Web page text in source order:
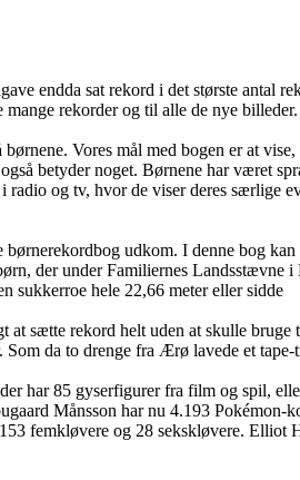
endda sat rekord i det største antal
rekorder og til alle de nye
Vores mål med bogen er at
betyder noget. Børnene har været
og tv, hvor de viser deres
udkom. I denne bog
der under Familiernes
sukkerroe hele 22,66 meter eller sidde
sætte rekord helt uden at skulle
da to drenge fra Ærø lavede et
har 85 gyserfigurer fra film og spil,
Månsson har nu 4.193
femkløvere og 28 sekskløvere. Elliot